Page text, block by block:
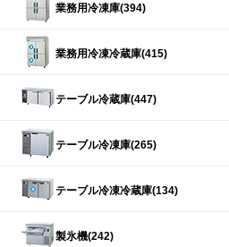
業務用冷凍庫(394)
業務用冷凍冷蔵庫(415)
テーブル冷蔵庫(447)
テーブル冷凍庫(265)
テーブル冷凍冷蔵庫(134)
製氷機(242)